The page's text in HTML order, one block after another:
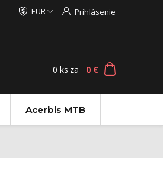
EUR Prihlásenie
0 ks za 0 €
Acerbis MTB